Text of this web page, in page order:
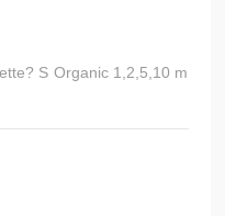
S Organic 1,2,5,10 m